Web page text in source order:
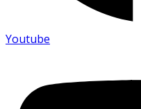
Youtube